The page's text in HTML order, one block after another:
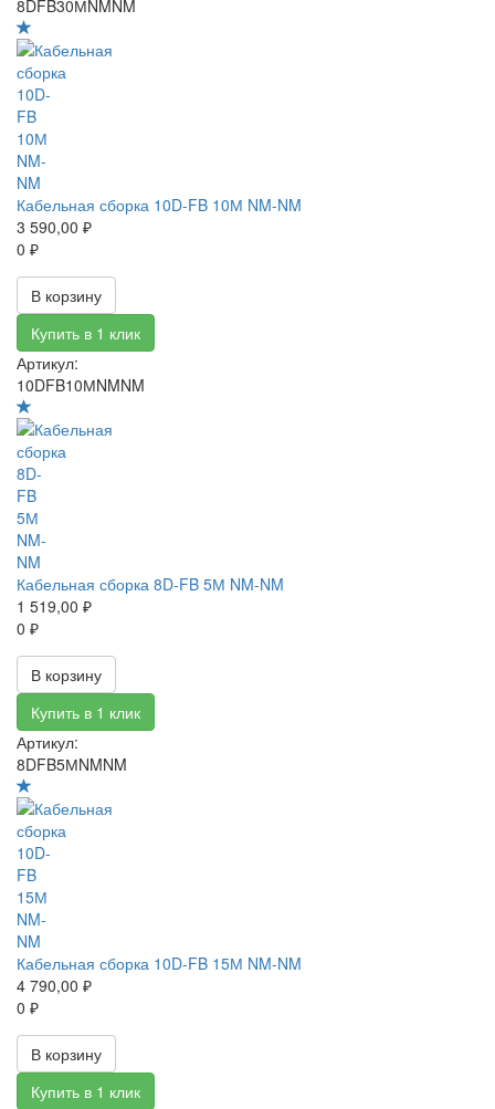
8DFB30МNMNM
Кабельная сборка 10D-FB 10М NM-NM
3 590,00 ₽
0 ₽
В корзину
Купить в 1 клик
Артикул:
10DFB10МNMNM
Кабельная сборка 8D-FB 5М NM-NM
1 519,00 ₽
0 ₽
В корзину
Купить в 1 клик
Артикул:
8DFB5МNMNM
Кабельная сборка 10D-FB 15М NM-NM
4 790,00 ₽
0 ₽
В корзину
Купить в 1 клик